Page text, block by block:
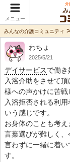
メニュー
みんなの介護コミュニティ
わちょ
2025/5/21
デイサービスで働き
入浴介助をさせて
様への声かけに苦戦
入浴拒否される利
いう感じです。
お身体のことも考
言葉選びが難しく
言わずに一緒に着
す。